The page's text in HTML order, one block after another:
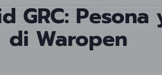
GRC:
di Waropen